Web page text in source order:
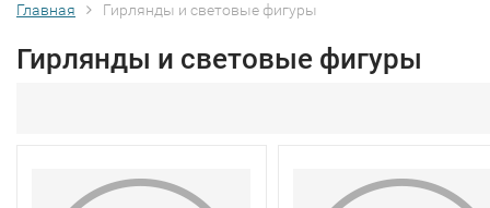
Главная Гирлянды и световые фигуры
Гирлянды и световые фигуры